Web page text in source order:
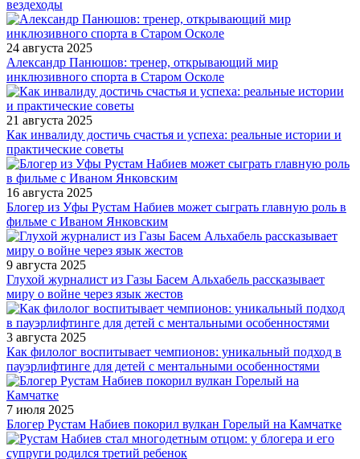
вездеходы
24 августа 2025
Александр Панюшов: тренер, открывающий мир
инклюзивного спорта в Старом Осколе
21 августа 2025
Как инвалиду достичь счастья и успеха: реальные истории и
практические советы
16 августа 2025
Блогер из Уфы Рустам Набиев может сыграть главную роль в
фильме с Иваном Янковским
9 августа 2025
Глухой журналист из Газы Басем Альхабель рассказывает
миру о войне через язык жестов
3 августа 2025
Как филолог воспитывает чемпионов: уникальный подход в
пауэрлифтинге для детей с ментальными особенностями
7 июля 2025
Блогер Рустам Набиев покорил вулкан Горелый на Камчатке